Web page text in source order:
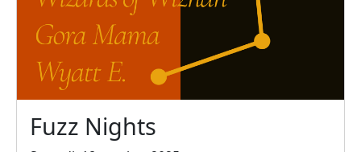
Fuzz Nights